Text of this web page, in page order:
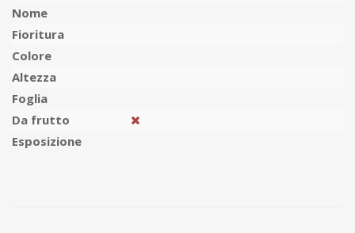
Nome
Fioritura
Colore
Altezza
Foglia
Da frutto
Esposizione